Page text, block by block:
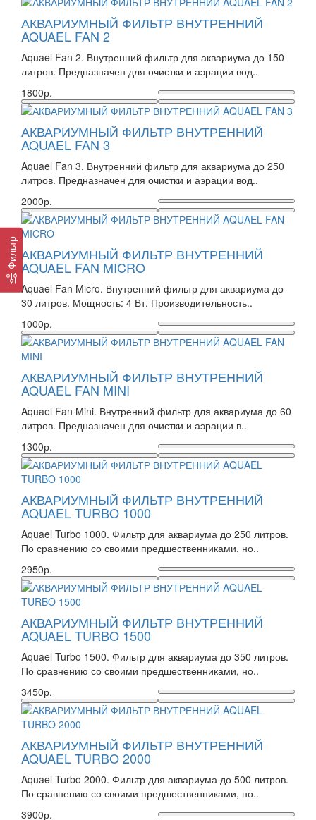
Фильтр
АКВАРИУМНЫЙ ФИЛЬТР ВНУТРЕННИЙ
AQUAEL FAN 2
Aquael Fan 2. Внутренний фильтр для аквариума до 150
литров. Предназначен для очистки и аэрации вод..
1800р.
АКВАРИУМНЫЙ ФИЛЬТР ВНУТРЕННИЙ
AQUAEL FAN 3
Aquael Fan 3. Внутренний фильтр для аквариума до 250
литров. Предназначен для очистки и аэрации вод..
2000р.
АКВАРИУМНЫЙ ФИЛЬТР ВНУТРЕННИЙ
AQUAEL FAN MICRO
Aquael Fan Micro. Внутренний фильтр для аквариума до
30 литров. Мощность: 4 Вт. Производительность..
1000р.
АКВАРИУМНЫЙ ФИЛЬТР ВНУТРЕННИЙ
AQUAEL FAN MINI
Aquael Fan Mini. Внутренний фильтр для аквариума до 60
литров. Предназначен для очистки и аэрации в..
1300р.
АКВАРИУМНЫЙ ФИЛЬТР ВНУТРЕННИЙ
AQUAEL TURBO 1000
Aquael Turbo 1000. Фильтр для аквариума до 250 литров.
По сравнению со своими предшественниками, но..
2950р.
АКВАРИУМНЫЙ ФИЛЬТР ВНУТРЕННИЙ
AQUAEL TURBO 1500
Aquael Turbo 1500. Фильтр для аквариума до 350 литров.
По сравнению со своими предшественниками, но..
3450р.
АКВАРИУМНЫЙ ФИЛЬТР ВНУТРЕННИЙ
AQUAEL TURBO 2000
Aquael Turbo 2000. Фильтр для аквариума до 500 литров.
По сравнению со своими предшественниками, но..
3900р.